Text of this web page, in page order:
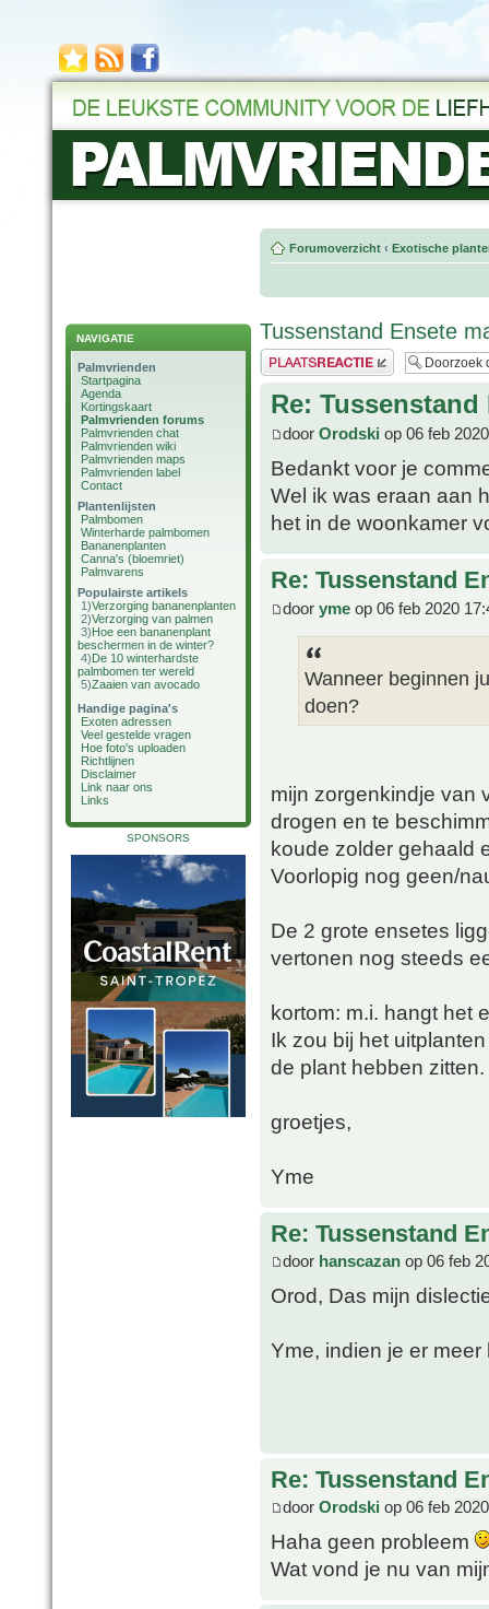
NAVIGATIE
Palmvrienden
Startpagina
Agenda
Kortingskaart
Palmvrienden forums
Palmvrienden chat
Palmvrienden wiki
Palmvrienden maps
Palmvrienden label
Contact
Plantenlijsten
Palmbomen
Winterharde palmbomen
Bananenplanten
Canna's (bloemriet)
Palmvarens
Populairste artikels
1)Verzorging bananenplanten
2)Verzorging van palmen
3)Hoe een bananenplant
beschermen in de winter?
4)De 10 winterhardste
palmbomen ter wereld
5)Zaaien van avocado
Handige pagina's
Exoten adressen
Veel gestelde vragen
Hoe foto's uploaden
Richtlijnen
Disclaimer
Link naar ons
Links
SPONSORS
Forumoverzicht ‹ Exotische
Tussenstand Ensete
Plaats een reactie
Re:
door Orodski op 06 feb
Bedankt voor je
Wel ik was eraan aan
het in de woonkamer
Re: Tussenstand
door yme op 06 feb 2020
Wanneer beginnen
doen?
mijn zorgenkindje van
drogen en te
koude zolder gehaald
Voorlopig nog geen/
De 2 grote ensetes
vertonen nog steeds
kortom: m.i. hangt het
Ik zou bij het
de plant hebben zitten.
groetjes,
Yme
Re: Tussenstand
door hanscazan op 06 feb
Orod, Das mijn
Yme, indien je er
Re: Tussenstand
door Orodski op 06 feb
Haha geen probleem
Wat vond je nu van